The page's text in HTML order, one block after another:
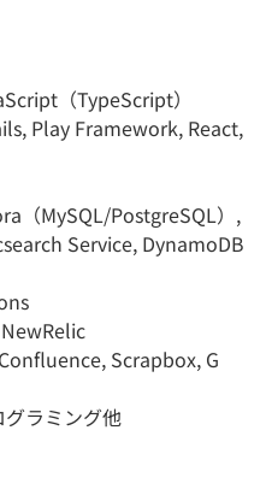
（TypeScript）
Play Framework, React,
（MySQL/PostgreSQL）,
Service, DynamoDB
Scrapbox, G
ラミング他